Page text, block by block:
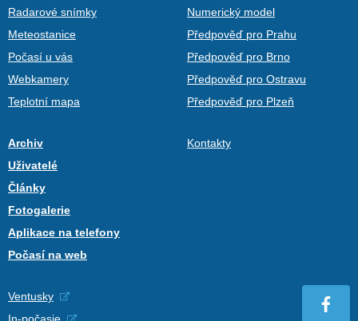
Radarové snímky
Meteostanice
Počasí u vás
Webkamery
Teplotní mapa
Numerický model
Předpověď pro Prahu
Předpověď pro Brno
Předpověď pro Ostravu
Předpověď pro Plzeň
Archiv
Uživatelé
Články
Fotogalerie
Aplikace na telefony
Počasí na web
Kontakty
Ventusky